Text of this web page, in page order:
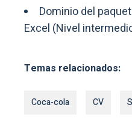
Dominio del
Excel (Nivel
Temas relacionados:
Coca-cola CV